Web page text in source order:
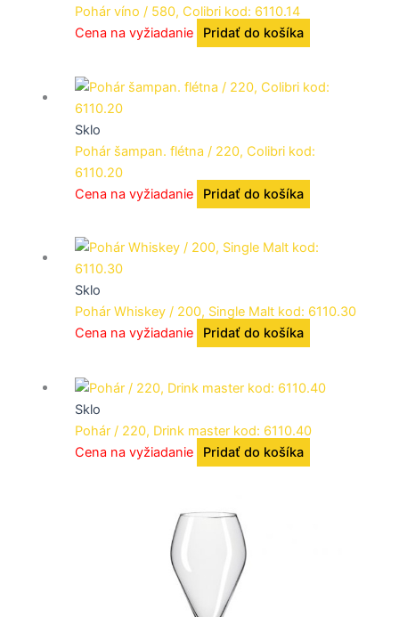
Pohár víno / 580, Colibri kod: 6110.14
Cena na vyžiadanie
Pridať do košíka
Sklo
Pohár šampan. flétna / 220, Colibri kod:
6110.20
Cena na vyžiadanie
Pridať do košíka
Sklo
Pohár Whiskey / 200, Single Malt kod: 6110.30
Cena na vyžiadanie
Pridať do košíka
Sklo
Pohár / 220, Drink master kod: 6110.40
Cena na vyžiadanie
Pridať do košíka